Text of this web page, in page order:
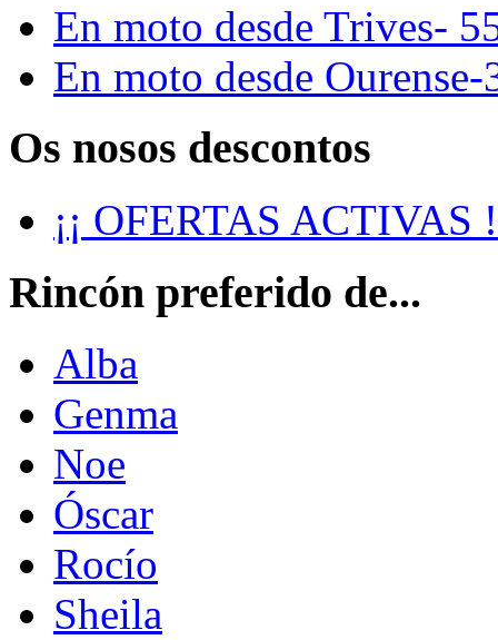
En moto desde Trives-
En moto desde
Os nosos descontos
¡¡ OFERTAS ACTIVAS
Rincón preferido de...
Alba
Genma
Noe
Óscar
Rocío
Sheila